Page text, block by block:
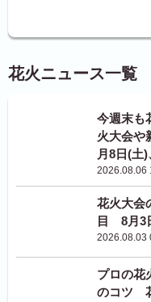
花火ニュース一覧
今週末も
火大会や
月8日(土
2026.08.06
花火大会
目 8月3
2026.08.03
プロの花
のコツ